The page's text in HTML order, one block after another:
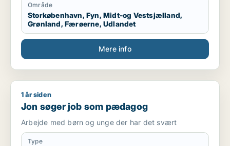
Område
Storkøbenhavn, Fyn, Midt-og Vestsjælland,
Grønland, Færøerne, Udlandet
Mere info
Jon søger job som pædagog
1 år siden
Jon søger job som pædagog
Arbejde med børn og unge der har det svært
Type